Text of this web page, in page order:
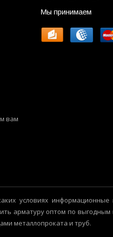
вам
Мы принимаем
условиях
арматуру оптом по выгодным
металлопроката и труб.